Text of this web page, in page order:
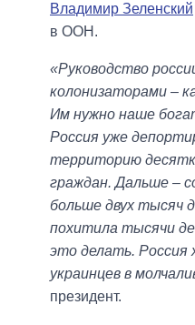
Владимир Зеленский
в ООН.
«Руководство
колонизаторами –
Им нужно наше
Россия уже
территорию
граждан. Дальше –
больше двух тысяч
похитила тысячи
это делать. Россия
украинцев в
президент.